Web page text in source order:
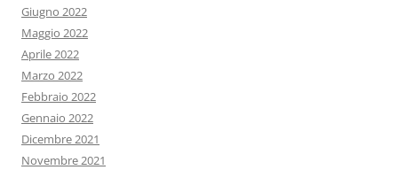
Giugno 2022
Maggio 2022
Aprile 2022
Marzo 2022
Febbraio 2022
Gennaio 2022
Dicembre 2021
Novembre 2021